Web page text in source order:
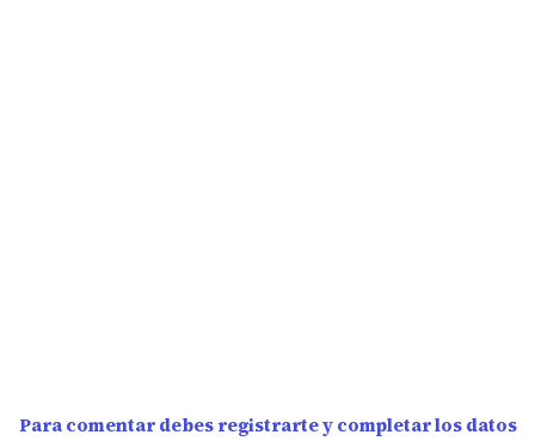
Para comentar debes registrarte y completar los datos